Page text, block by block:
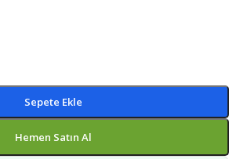
Sepete Ekle
Hemen Satın Al